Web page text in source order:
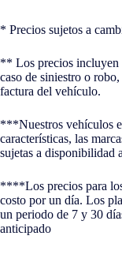
* Precios sujetos a
** Los precios incluyen
caso de siniestro o
factura del vehículo.
***Nuestros vehículos
características, las
sujetas a disponibilidad
****Los precios para
costo por un día. Los
un periodo de 7 y 30
anticipado